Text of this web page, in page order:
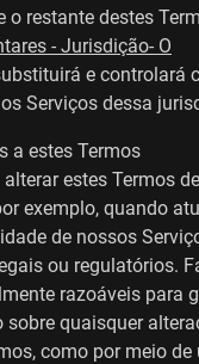
o restante destes
- Jurisdição- O
e controlará
Serviços dessa
a estes Termos
estes Termos
exemplo, quando
de nossos
ou regulatórios.
razoáveis ​​para
sobre quaisquer
como por meio